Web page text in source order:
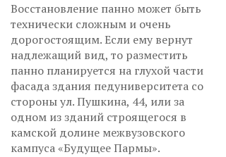
Восстановление панно может быть
технически сложным и очень
дорогостоящим. Если ему вернут
надлежащий вид, то разместить
панно планируется на глухой части
фасада здания педуниверситета со
стороны ул. Пушкина, 44, или за
одном из зданий строящегося в
камской долине межвузовского
кампуса «Будущее Пармы».